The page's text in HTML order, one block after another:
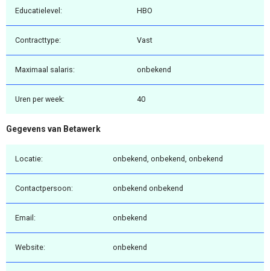
Educatielevel: HBO
Contracttype: Vast
Maximaal salaris: onbekend
Uren per week: 40
Gegevens van Betawerk
Locatie: onbekend, onbekend, onbekend
Contactpersoon: onbekend onbekend
Email: onbekend
Website: onbekend